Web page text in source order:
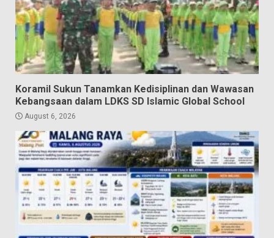
Koramil Sukun Tanamkan Kedisiplinan dan Wawasan
Kebangsaan dalam LDKS SD Islamic Global School
August 6, 2026